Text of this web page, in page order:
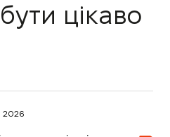
цікаво
2026